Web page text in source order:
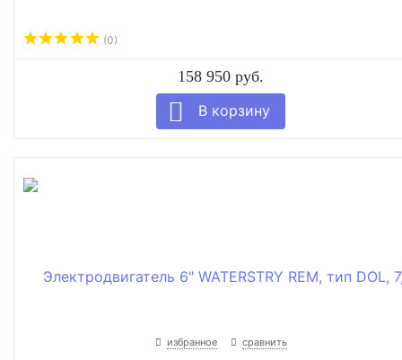
(0)
158 950 руб.
избранное сравнить